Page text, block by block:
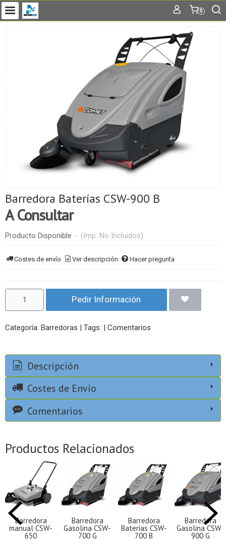
0
Barredora Baterías CSW-900 B
A Consultar
Producto Disponible - (Imp. No Incluidos)
Costes de envío Ver descripción Hacer pregunta
Pedir Información
Categoría: Barredoras | Tags: | Comentarios
Descripción
Costes de Envío
Comentarios
Productos Relacionados
Barredora
manual CSW-
650
Barredora
Gasolina CSW-
700 G
Barredora
Baterias CSW-
700 B
Barredora
Gasolina CSW-
900 G